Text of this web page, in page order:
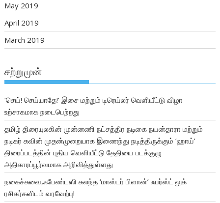
May 2019
April 2019
March 2019
சற்றுமுன்
‘செய்! செய்யாதே!’ இசை மற்றும் டிரெய்லர் வெளியீட்டு விழா
உற்சாகமாக நடைபெற்றது
தமிழ் திரையுலகின் முன்னணி நட்சத்திர நடிகை நயன்தாரா மற்றும்
நடிகர் கவின் முதன்முறையாக இணைந்து நடித்திருக்கும் ‘ஹாய்’
திரைப்படத்தின் புதிய வெளியீட்டு தேதியை படக்குழு
அதிகாரப்பூர்வமாக அறிவித்துள்ளது
நகைச்சுவை,ஃபேண்டஸி கலந்த ‘மாஸ்டர் பிளான்’ ஃபர்ஸ்ட் லுக்
ரசிகர்களிடம் வரவேற்பு!